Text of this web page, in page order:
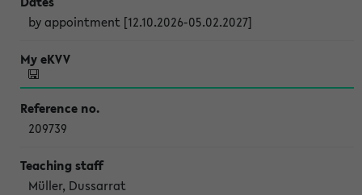
by appointment [12.10.2026-05.02.2027]
209739
Müller, Dussarrat